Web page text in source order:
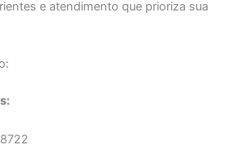
e atendimento que prioriza sua